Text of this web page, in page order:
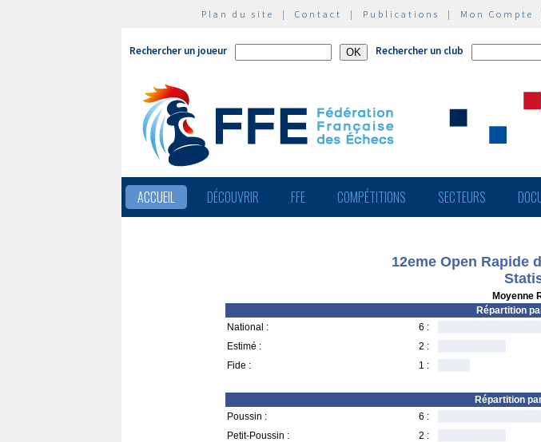
Plan du site | Contact | Publications | Mon Compte
Rechercher un joueur Rechercher un club
ACCUEIL DÉCOUVRIR FFE COMPÉTITIONS SECTEURS
12eme Open Rapide
Moyenne
Répartition
National :
6 :
Estimé :
2 :
Fide :
1 :
Répartition
Poussin :
6 :
Petit-Poussin :
2 :